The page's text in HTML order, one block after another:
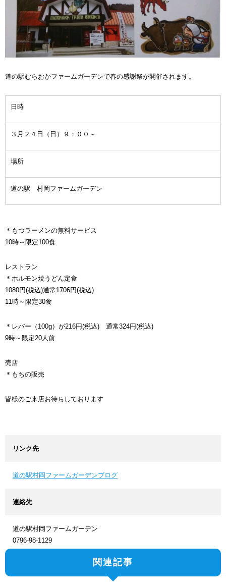
道の駅むらおかファームガーデンで春の感謝祭が開催されます。
日時
３月２４日（日）９：００～
場所
道の駅 村岡ファームガーデン
＊もつラーメンの無料サービス
10時～限定100食
レストラン
＊ホルモン焼うどん定食
1080円(税込)通常1706円(税込)
11時～限定30食
＊レバー（100g）が216円(税込) 通常324円(税込)
9時～限定20人前
売店
＊もちの販売
皆様のご来店お待ちしております
リンク先
道の駅村岡ファームガーデンブログ
連絡先
道の駅村岡ファームガーデン
0796-98-1129
関連記事